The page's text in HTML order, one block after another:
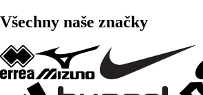
Všechny naše značky